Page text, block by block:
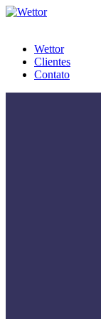
Wettor
Clientes
Contato